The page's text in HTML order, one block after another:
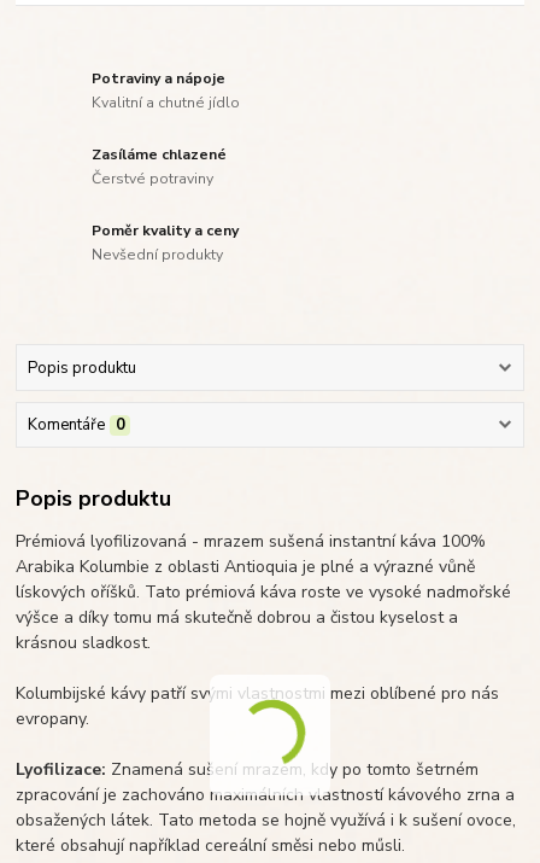
Potraviny a nápoje
Kvalitní a chutné jídlo
Zasíláme chlazené
Čerstvé potraviny
Poměr kvality a ceny
Nevšední produkty
Popis produktu
Komentáře 0
Popis produktu
Prémiová lyofilizovaná - mrazem sušená instantní káva 100%
Arabika Kolumbie z oblasti Antioquia je plné a výrazné vůně
lískových oříšků. Tato prémiová káva roste ve vysoké nadmořské
výšce a díky tomu má skutečně dobrou a čistou kyselost a
krásnou sladkost.
Kolumbijské kávy patří svými vlastnostmi mezi oblíbené pro nás
evropany.
Lyofilizace: Znamená sušení mrazem, kdy po tomto šetrném
zpracování je zachováno maximálních vlastností kávového zrna a
obsažených látek. Tato metoda se hojně využívá i k sušení ovoce,
které obsahují například cereální směsi nebo műsli.